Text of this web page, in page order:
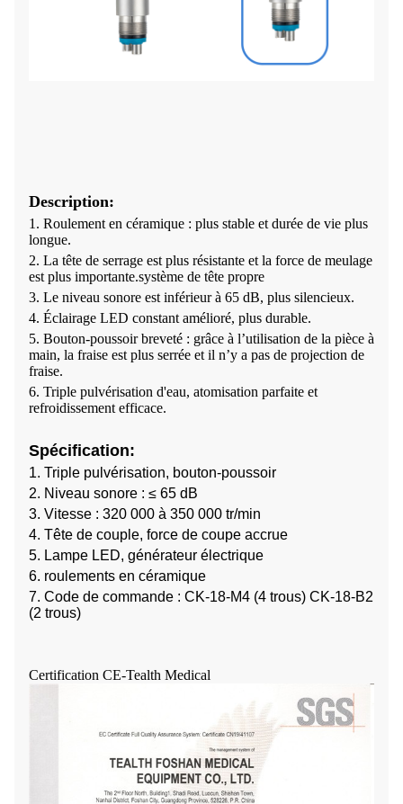
Description:
1. Roulement en céramique : plus stable et durée de vie plus
longue.
2. La tête de serrage est plus résistante et la force de meulage
est plus importante.système de tête propre
3. Le niveau sonore est inférieur à 65 dB, plus silencieux.
4. Éclairage LED constant amélioré, plus durable.
5. Bouton-poussoir breveté : grâce à l’utilisation de la pièce à
main, la fraise est plus serrée et il n’y a pas de projection de
fraise.
6. Triple pulvérisation d'eau, atomisation parfaite et
refroidissement efficace.
Spécification:
1. Triple pulvérisation, bouton-poussoir
2. Niveau sonore : ≤ 65 dB
3. Vitesse : 320 000 à 350 000 tr/min
4. Tête de couple, force de coupe accrue
5. Lampe LED, générateur électrique
6. roulements en céramique
7. Code de commande : CK-18-M4 (4 trous) CK-18-B2
(2 trous)
Certification CE-Tealth Medical